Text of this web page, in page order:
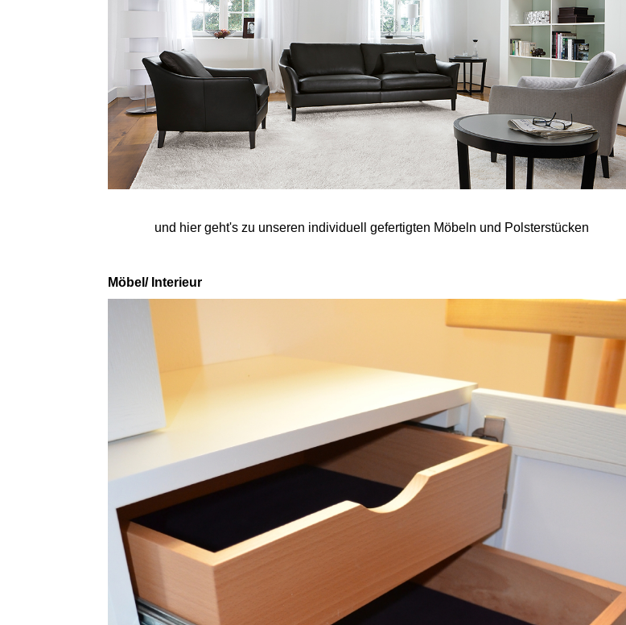
und hier geht's zu unseren individuell gefertigten Möbeln und Polsterstücken
Möbel/ Interieur